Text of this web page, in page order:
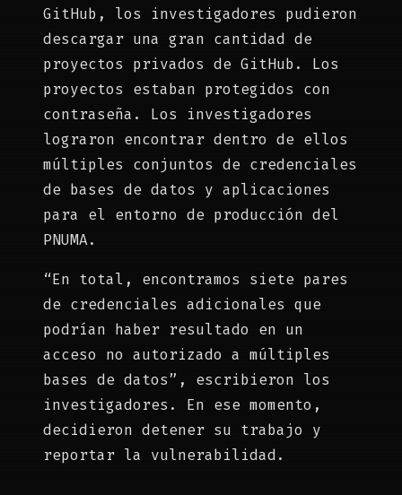
GitHub, los investigadores pudieron
descargar una gran cantidad de
proyectos privados de GitHub. Los
proyectos estaban protegidos con
contraseña. Los investigadores
lograron encontrar dentro de ellos
múltiples conjuntos de credenciales
de bases de datos y aplicaciones
para el entorno de producción del
PNUMA.
“En total, encontramos siete pares
de credenciales adicionales que
podrían haber resultado en un
acceso no autorizado a múltiples
bases de datos”, escribieron los
investigadores. En ese momento,
decidieron detener su trabajo y
reportar la vulnerabilidad.